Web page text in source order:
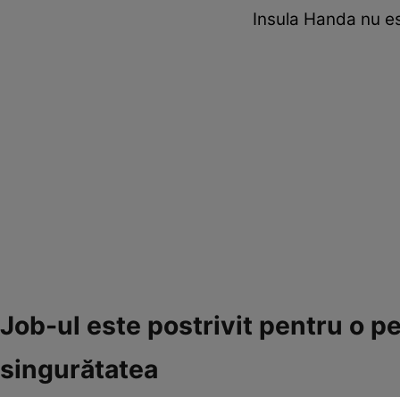
Insula Handa nu
Job-ul este postrivit pentru o
singurătatea